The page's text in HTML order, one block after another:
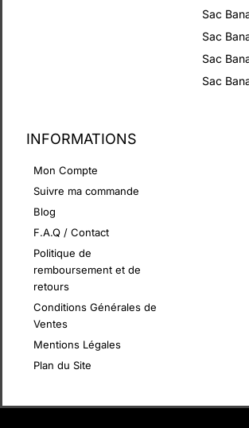
Sac
Sac
Sac
Sac
INFORMATIONS
Mon Compte
Suivre ma commande
Blog
F.A.Q / Contact
Politique de
remboursement et de
retours
Conditions Générales de
Ventes
Mentions Légales
Plan du Site